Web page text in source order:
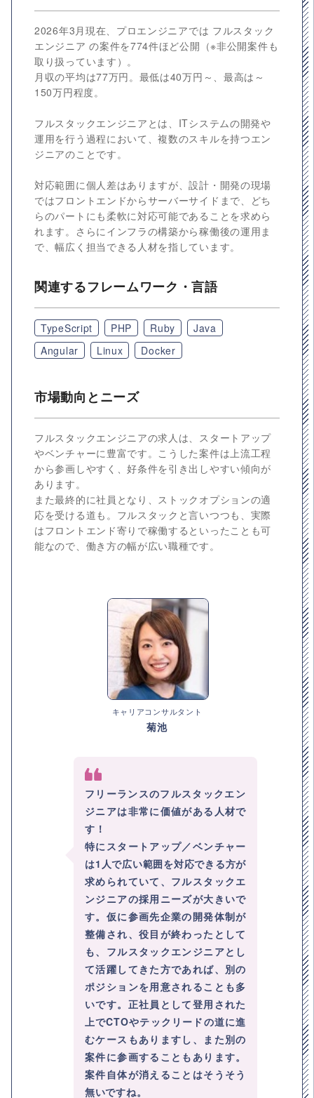
2026年3月現在、プロエンジニアでは フルスタック
エンジニア の案件を774件ほど公開（※非公開案件も
取り扱っています）。
月収の平均は77万円。最低は40万円～、最高は～
150万円程度。
フルスタックエンジニアとは、ITシステムの開発や
運用を行う過程において、複数のスキルを持つエン
ジニアのことです。
対応範囲に個人差はありますが、設計・開発の現場
ではフロントエンドからサーバーサイドまで、どち
らのパートにも柔軟に対応可能であることを求めら
れます。さらにインフラの構築から稼働後の運用ま
で、幅広く担当できる人材を指しています。
関連するフレームワーク・言語
TypeScript PHP Ruby
Java
Angular
Linux Docker
市場動向とニーズ
フルスタックエンジニアの求人は、スタートアップ
やベンチャーに豊富です。こうした案件は上流工程
から参画しやすく、好条件を引き出しやすい傾向が
あります。
また最終的に社員となり、ストックオプションの適
応を受ける道も。フルスタックと言いつつも、実際
はフロントエンド寄りで稼働するといったことも可
能なので、働き方の幅が広い職種です。
キャリアコンサルタント
菊池
フリーランスのフルスタックエン
ジニアは非常に価値がある人材で
す！
特にスタートアップ／ベンチャー
は1人で広い範囲を対応できる方が
求められていて、フルスタックエ
ンジニアの採用ニーズが大きいで
す。仮に参画先企業の開発体制が
整備され、役目が終わったとして
も、フルスタックエンジニアとし
て活躍してきた方であれば、別の
ポジションを用意されることも多
いです。正社員として登用された
上でCTOやテックリードの道に進
むケースもありますし、また別の
案件に参画することもあります。
案件自体が消えることはそうそう
無いですね。